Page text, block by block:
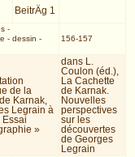
BeitrÄg 1
-
- dessin -
156-157
de la
Karnak,
Legrain à
Essai
»
dans L.
Coulon (éd.),
La Cachette
de Karnak.
Nouvelles
perspectives
sur les
découvertes
de Georges
Legrain